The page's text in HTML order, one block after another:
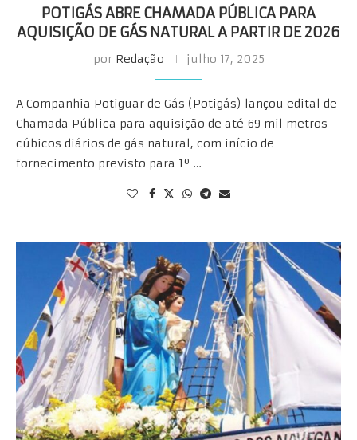
POTIGÁS ABRE CHAMADA PÚBLICA PARA
AQUISIÇÃO DE GÁS NATURAL A PARTIR DE 2026
por Redação julho 17, 2025
A Companhia Potiguar de Gás (Potigás) lançou edital de
Chamada Pública para aquisição de até 69 mil metros
cúbicos diários de gás natural, com início de
fornecimento previsto para 1º …